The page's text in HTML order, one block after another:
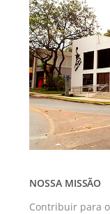
NOSSA MISSÃO
Contribuir para